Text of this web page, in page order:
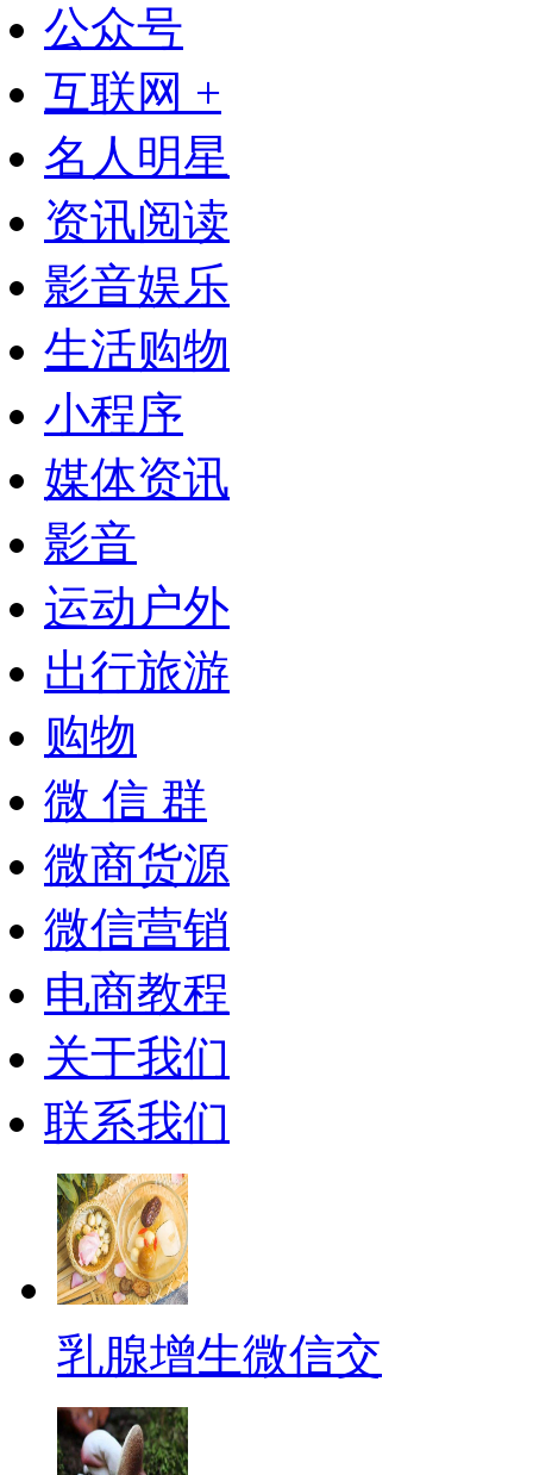
公众号
互联网 +
名人明星
资讯阅读
影音娱乐
生活购物
小程序
媒体资讯
影音
运动户外
出行旅游
购物
微 信 群
微商货源
微信营销
电商教程
关于我们
联系我们
乳腺增生微信交